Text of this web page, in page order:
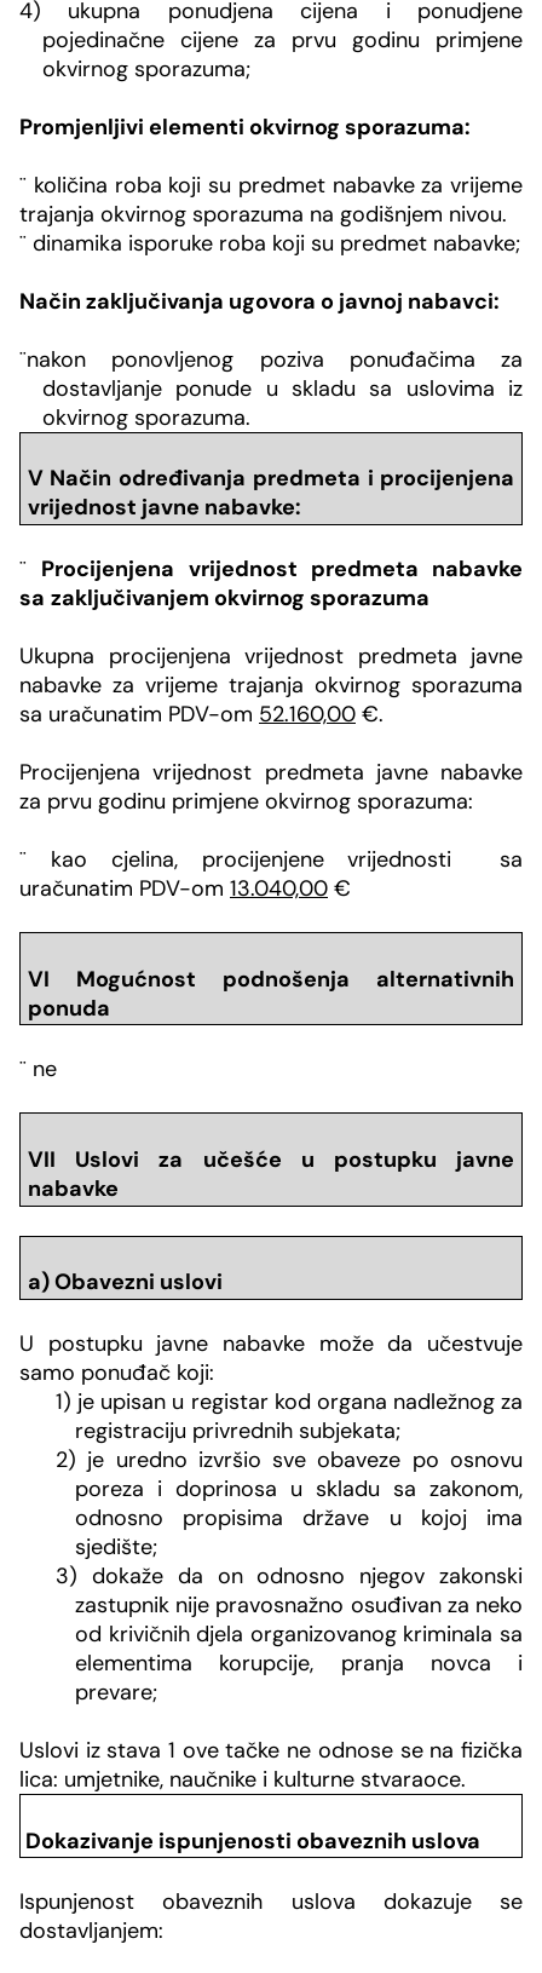
4) ukupna ponudjena cijena i ponudjene
pojedinačne cijene za prvu godinu primjene
okvirnog sporazuma;
Promjenljivi elementi okvirnog sporazuma:
¨ količina roba koji su predmet nabavke za vrijeme
trajanja okvirnog sporazuma na godišnjem nivou.
¨ dinamika isporuke roba koji su predmet nabavke;
Način zaključivanja ugovora o javnoj nabavci:
¨nakon ponovljenog poziva ponuđačima za
dostavljanje ponude u skladu sa uslovima iz
okvirnog sporazuma.
V Način određivanja predmeta i procijenjena
vrijednost javne nabavke:
¨ Procijenjena vrijednost predmeta nabavke
sa zaključivanjem okvirnog sporazuma
Ukupna procijenjena vrijednost predmeta javne
nabavke za vrijeme trajanja okvirnog sporazuma
sa uračunatim PDV-om 52.160,00 €.
Procijenjena vrijednost predmeta javne nabavke
za prvu godinu primjene okvirnog sporazuma:
¨ kao cjelina,procijenjene vrijednosti sa
uračunatim PDV-om 13.040,00 €
VI Mogućnost podnošenja alternativnih
ponuda
¨ ne
VII Uslovi za učešće u postupku javne
nabavke
a) Obavezni uslovi
U postupku javne nabavke može da učestvuje
samo ponuđač koji:
1) je upisan u registar kod organa nadležnog za
registraciju privrednih subjekata;
2) je uredno izvršio sve obaveze po osnovu
poreza i doprinosa u skladu sa zakonom,
odnosno propisima države u kojoj ima
sjedište;
3) dokaže da on odnosno njegov zakonski
zastupnik nije pravosnažno osuđivan za neko
od krivičnih djela organizovanog kriminala sa
elementima korupcije, pranja novca i
prevare;
Uslovi iz stava 1 ove tačke ne odnose se na fizička
lica: umjetnike, naučnike i kulturne stvaraoce.
Dokazivanje ispunjenosti obaveznih uslova
Ispunjenost obaveznih uslova dokazuje se
dostavljanjem: